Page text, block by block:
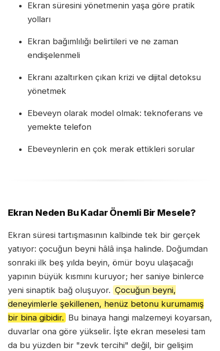
Ekran süresini yönetmenin yaşa göre pratik
yolları
Ekran bağımlılığı belirtileri ve ne zaman
endişelenmeli
Ekranı azaltırken çıkan krizi ve dijital detoksu
yönetmek
Ebeveyn olarak model olmak: teknoferans ve
yemekte telefon
Ebeveynlerin en çok merak ettikleri sorular
Ekran Neden Bu Kadar Önemli Bir Mesele?
Ekran süresi tartışmasının kalbinde tek bir gerçek
yatıyor: çocuğun beyni hâlâ inşa halinde. Doğumdan
sonraki ilk beş yılda beyin, ömür boyu ulaşacağı
yapının büyük kısmını kuruyor; her saniye binlerce
yeni sinaptik bağ oluşuyor. Çocuğun beyni,
deneyimlerle şekillenen, henüz betonu kurumamış
bir bina gibidir. Bu binaya hangi malzemeyi koyarsan,
duvarlar ona göre yükselir. İşte ekran meselesi tam
da bu yüzden bir "zevk tercihi" değil, bir gelişim